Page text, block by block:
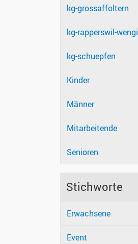
kg-grossaffoltern
kg-rapperswil-wengi
kg-schuepfen
Kinder
Männer
Mitarbeitende
Senioren
Stichworte
Erwachsene
Event